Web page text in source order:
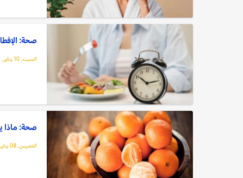
صحة:
السبت, 10 يناير, 2026
صحة: ماذا
الخميس, 08 يناير, 2026